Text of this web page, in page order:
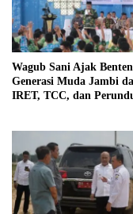
Wagub Sani Ajak
Generasi Muda Jambi
IRET, TCC, dan